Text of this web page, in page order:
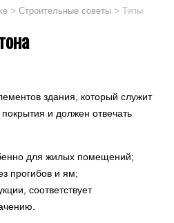
>Строительные советы >Типы
здания, который служит
и должен отвечать
для жилых помещений;
прогибов и ям;
соответствует